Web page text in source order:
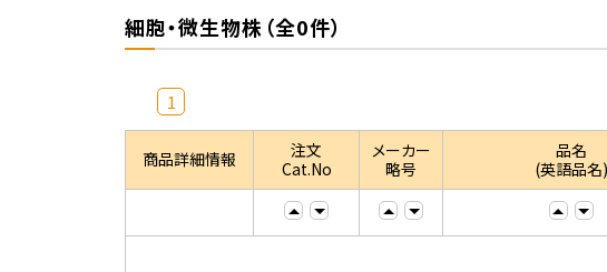
細胞・微生物株（全0件）
1
商品詳細情報
注文
Cat.No
メーカー
略号
品名
(英語品名)